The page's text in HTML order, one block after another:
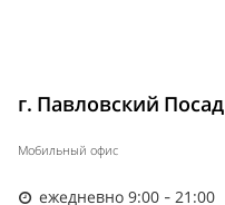
г. Павловский Посад
Мобильный офис
ежедневно 9:00 - 21:00